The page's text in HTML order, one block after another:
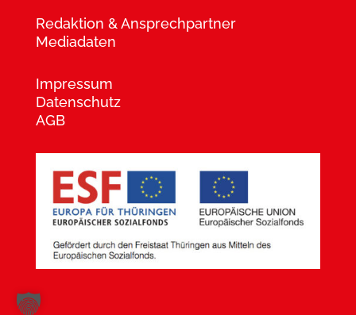
Redaktion & Ansprechpartner
Mediadaten
Impressum
Datenschutz
AGB